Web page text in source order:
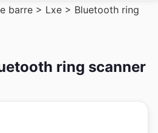
barre > Lxe > Bluetooth ring
ring scanner